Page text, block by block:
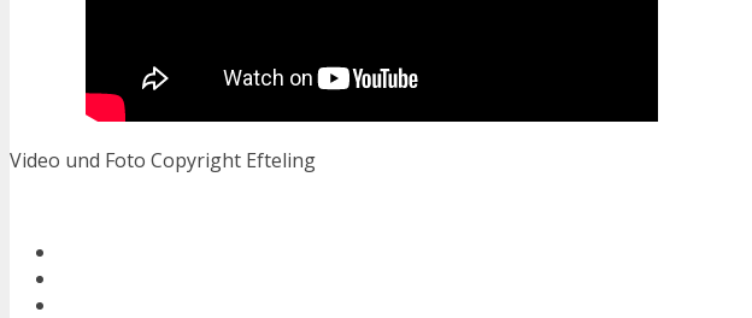
Video und Foto Copyright Efteling